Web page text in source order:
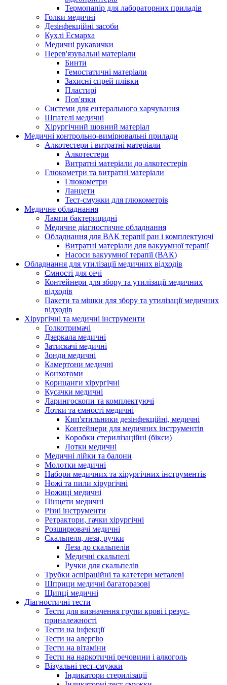
Термопапір для лабораторних приладів
Голки медичні
Дезінфекційні засоби
Кухлі Есмарха
Медичні рукавички
Перев'язувальні матеріали
Бинти
Гемостатичні матеріали
Захисні спрей плівки
Пластирі
Пов'язки
Системи для ентерального харчування
Шпателі медичні
Хірургічний шовний матеріал
Медичні контрольно-вимірювальні прилади
Алкотестери і витратні матеріали
Алкотестери
Витратні матеріали до алкотестерів
Глюкометри та витратні матеріали
Глюкометри
Ланцети
Тест-смужки для глюкометрів
Медичне обладнання
Лампи бактерицидні
Медичне діагностичне обладнання
Обладнання для ВАК терапії ран і комплектуючі
Витратні матеріали для вакуумної терапії
Насоси вакуумної терапії (ВАК)
Обладнання для утилізації медичних відходів
Ємності для сечі
Контейнери для збору та утилізації медичних
відходів
Пакети та мішки для збору та утилізації медичних
відходів
Хірургічні та медичні інструменти
Голкотримачі
Дзеркала медичні
Затискачі медичні
Зонди медичні
Камертони медичні
Конхотоми
Корнцанги хірургічні
Кусачки медичні
Ларингоскопи та комплектуючі
Лотки та ємності медичні
Кип'ятильники дезінфекційні, медичні
Контейнери для медичних інструментів
Коробки стерилізаційні (бікси)
Лотки медичні
Медичні лійки та балони
Молотки медичні
Набори медичних та хірургічних інструментів
Ножі та пили хірургічні
Ножиці медичні
Пінцети медичні
Різні інструменти
Ретрактори, гачки хірургічні
Розширювачі медичні
Скальпеля, леза, ручки
Леза до скальпелів
Медичні скальпелі
Ручки для скальпелів
Трубки аспіраційні та катетери металеві
Шприци медичні багаторазові
Щипці медичні
Діагностичні тести
Тести для визначення групи крові і резус-
приналежності
Тести на інфекції
Тести на алергію
Тести на вітаміни
Тести на наркотичні речовини і алкоголь
Візуальні тест-смужки
Індикатори стерилізації